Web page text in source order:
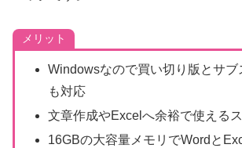
メリット
Windowsなので買い切り版とサブ
も対応
文章作成やExcelへ余裕で使える
16GBの大容量メモリでWordと